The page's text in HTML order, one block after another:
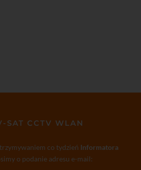
SAT CCTV WLAN
co tydzień Informatora
o podanie adresu e-mail: